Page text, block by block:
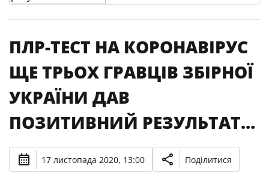
ПЛР-ТЕСТ НА КОРОНАВІРУС
ЩЕ ТРЬОХ ГРАВЦІВ ЗБІРНОЇ
УКРАЇНИ ДАВ
ПОЗИТИВНИЙ РЕЗУЛЬТАТ…
17 листопада 2020, 13:00 Поділитися